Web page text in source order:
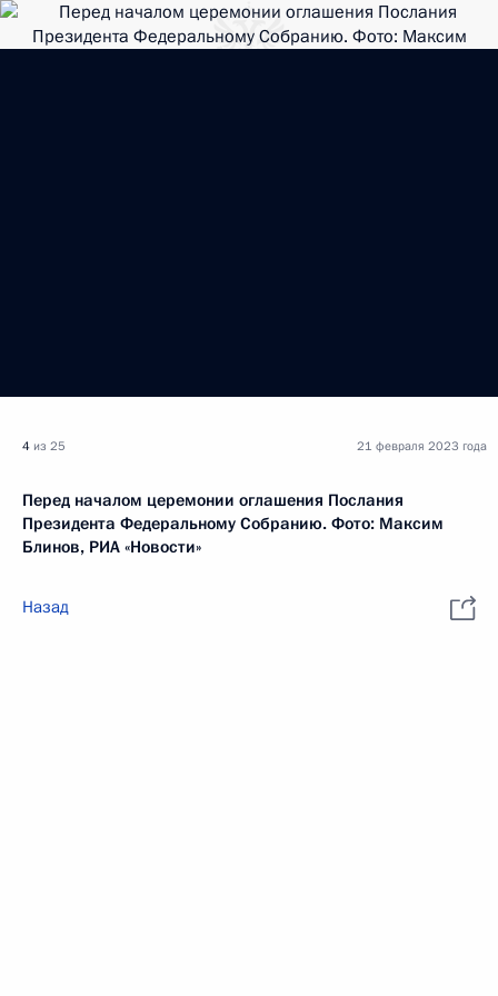
4 из 25
Перед началом церемонии оглашения Послания
Президента Федеральному Собранию. Фото: Максим
Блинов, РИА «Новости»
21 февраля 2023 года
Назад